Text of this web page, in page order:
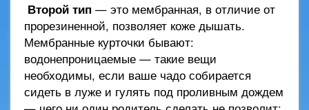
Второй тип — это мембранная, в отличие от
прорезиненной, позволяет коже дышать.
Мембранные курточки бывают:
водонепроницаемые — такие вещи
необходимы, если ваше чадо собирается
сидеть в луже и гулять под проливным дождем